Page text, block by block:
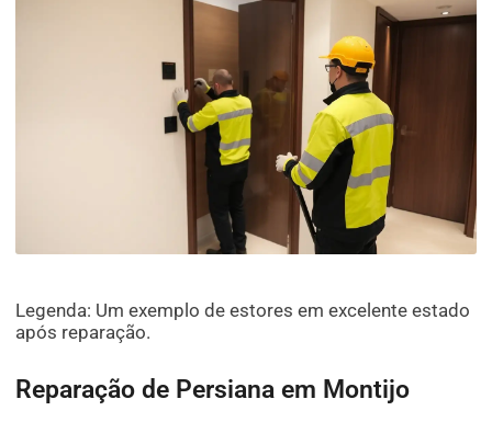
Legenda: Um exemplo de estores em excelente estado
após reparação.
Reparação de Persiana em Montijo